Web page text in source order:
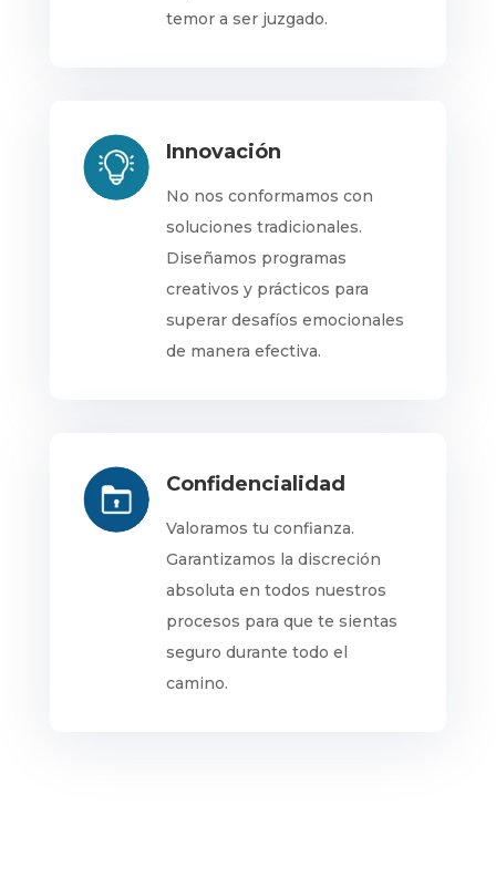
temor a ser juzgado.
Innovación
No nos conformamos con
soluciones tradicionales.
Diseñamos programas
creativos y prácticos para
superar desafíos emocionales
de manera efectiva.
Confidencialidad
Valoramos tu confianza.
Garantizamos la discreción
absoluta en todos nuestros
procesos para que te sientas
seguro durante todo el
camino.